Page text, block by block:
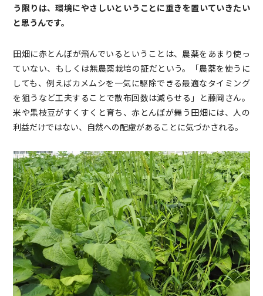
う限りは、環境にやさしいということに重きを置いていきたい
と思うんです。
田畑に赤とんぼが飛んでいるということは、農薬をあまり使っ
ていない、もしくは無農薬栽培の証だという。「農薬を使うに
しても、例えばカメムシを一気に駆除できる最適なタイミング
を狙うなど工夫することで散布回数は減らせる」と藤岡さん。
米や黒枝豆がすくすくと育ち、赤とんぼが舞う田畑には、人の
利益だけではない、自然への配慮があることに気づかされる。